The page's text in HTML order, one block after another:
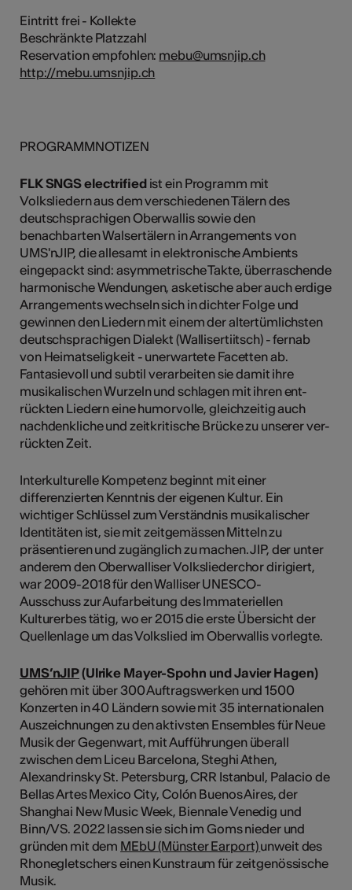
Eintritt frei - Kollekte
Beschränkte Platzzahl
Reservation empfohlen: mebu@umsnjip.ch
http://mebu.umsnjip.ch
PROGRAMMNOTIZEN
FLK SNGS electrified ist ein Programm mit
Volksliedern aus dem verschiedenen Tälern des
deutschsprachigen Oberwallis sowie den
benachbarten Walsertälern in Arrangements von
UMS'nJIP, die allesamt in elektronische Ambients
eingepackt sind: asymmetrische Takte, überraschende
harmonische Wendungen, asketische aber auch erdige
Arrangements wechseln sich in dichter Folge und
gewinnen den Liedern mit einem der altertümlichsten
deutschsprachigen Dialekt (Wallisertiitsch) - fernab
von Heimatseligkeit - unerwartete Facetten ab.
Fantasievoll und subtil verarbeiten sie damit ihre
musikalischen Wurzeln und schlagen mit ihren ent-
rückten Liedern eine humorvolle, gleichzeitig auch
nachdenkliche und zeitkritische Brücke zu unserer ver-
rückten Zeit.
Interkulturelle Kompetenz beginnt mit einer
differenzierten Kenntnis der eigenen Kultur. Ein
wichtiger Schlüssel zum Verständnis musikalischer
Identitäten ist, sie mit zeitgemässen Mitteln zu
präsentieren und zugänglich zu machen. JIP, der unter
anderem den Oberwalliser Volksliederchor dirigiert,
war 2009-2018 für den Walliser UNESCO-
Ausschuss zur Aufarbeitung des Immateriellen
Kulturerbes tätig, wo er 2015 die erste Übersicht der
Quellenlage um das Volkslied im Oberwallis vorlegte.
UMS’nJIP(Ulrike Mayer-Spohn und Javier Hagen)
gehören mit über 300 Auftragswerken und 1500
Konzerten in 40 Ländern sowie mit 35 internationalen
Auszeichnungen zu den aktivsten Ensembles für Neue
Musik der Gegenwart, mit Aufführungen überall
zwischen dem Liceu Barcelona, Steghi Athen,
Alexandrinsky St. Petersburg, CRR Istanbul, Palacio de
Bellas Artes Mexico City, Colón Buenos Aires, der
Shanghai New Music Week, Biennale Venedig und
Binn/VS. 2022 lassen sie sich im Goms nieder und
gründen mit dem MEbU (Münster Earport)unweit des
Rhonegletschers einen Kunstraum für zeitgenössische
Musik.